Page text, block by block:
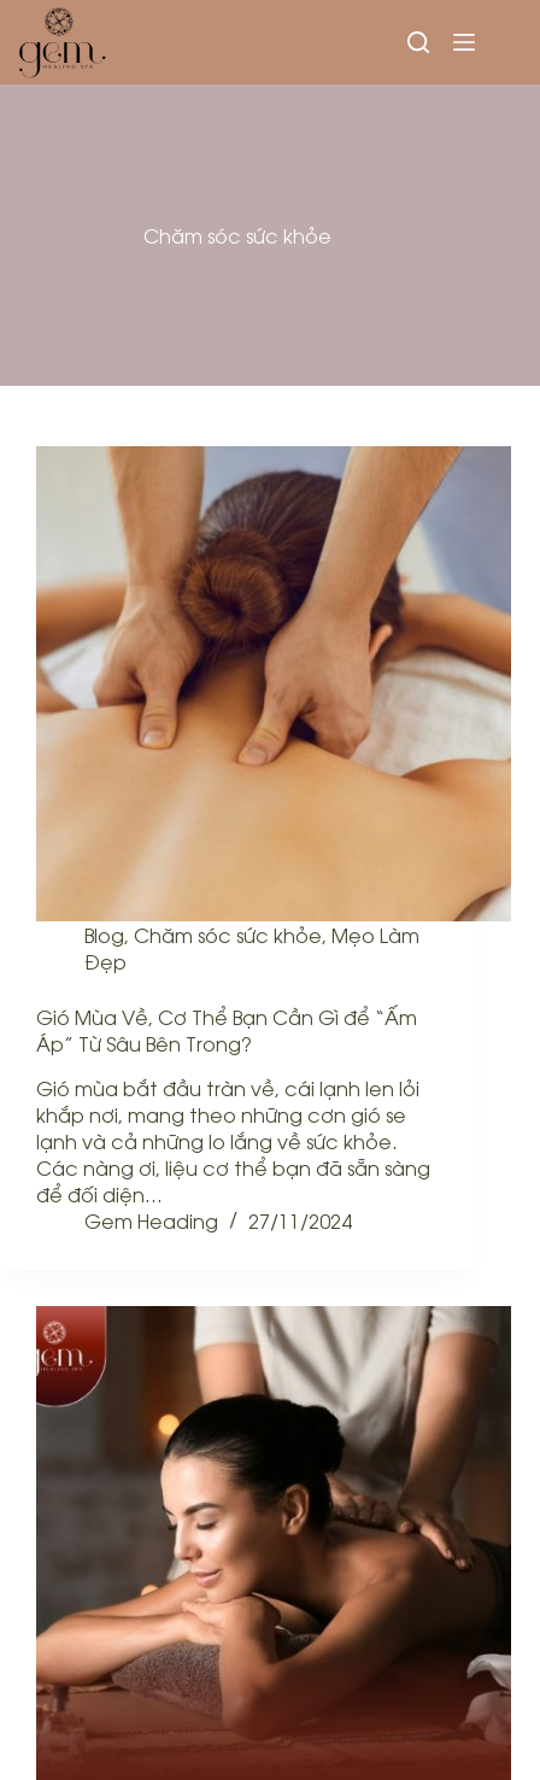
Chăm sóc sức khỏe
Blog, Chăm sóc sức khỏe, Mẹo Làm
Đẹp
Gió Mùa Về, Cơ Thể Bạn Cần Gì để “Ấm
Áp” Từ Sâu Bên Trong?
Gió mùa bắt đầu tràn về, cái lạnh len lỏi
khắp nơi, mang theo những cơn gió se
lạnh và cả những lo lắng về sức khỏe.
Các nàng ơi, liệu cơ thể bạn đã sẵn sàng
để đối diện…
Gem Heading
27/11/2024